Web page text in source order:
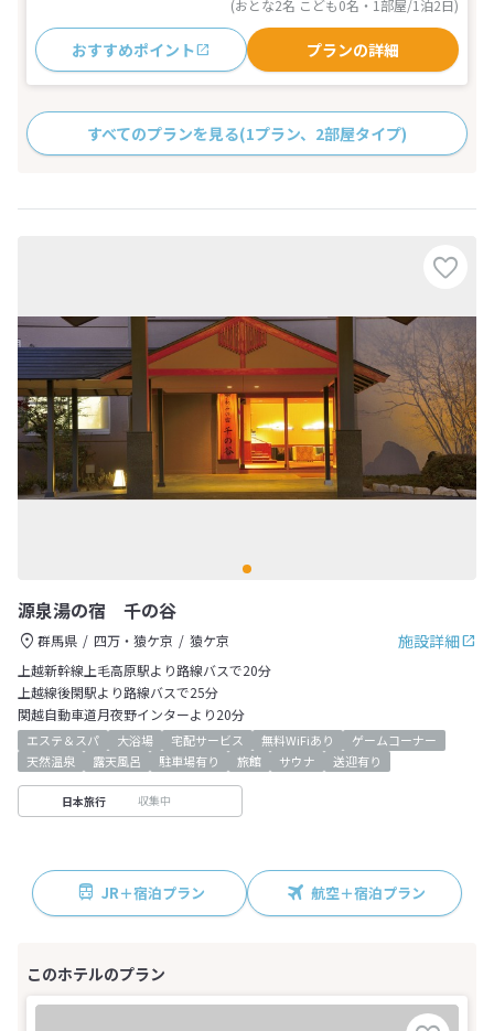
(おとな2名 こども0名・1部屋/1泊2日)
おすすめポイント プランの詳細
すべてのプランを見る(1プラン、2部屋タイプ)
源泉湯の宿 千の谷
施設詳細
群馬県 四万・猿ケ京
猿ケ京
上越新幹線上毛高原駅より路線バスで20分
上越線後閑駅より路線バスで25分
関越自動車道月夜野インターより20分
エステ＆スパ 大浴場 宅配サービス 無料WiFiあり
ゲームコーナー
天然温泉
露天風呂 駐車場有り 旅館 サウナ 送迎有り
日本旅行 収集中
JR＋宿泊プラン 航空＋宿泊プラン